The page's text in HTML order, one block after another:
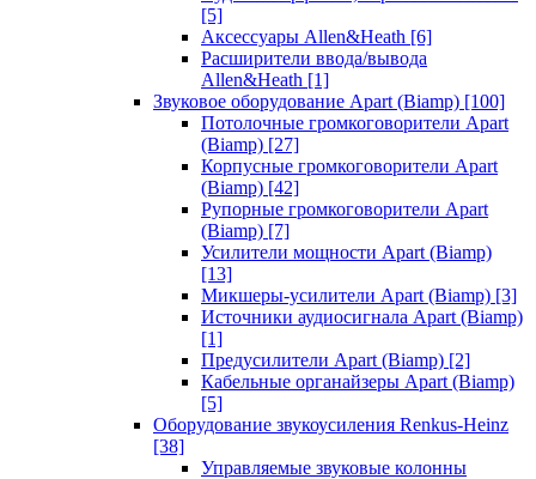
[5]
Аксессуары Allen&Heath [6]
Расширители ввода/вывода
Allen&Heath [1]
Звуковое оборудование Apart (Biamp) [100]
Потолочные громкоговорители Apart
(Biamp) [27]
Корпусные громкоговорители Apart
(Biamp) [42]
Рупорные громкоговорители Apart
(Biamp) [7]
Усилители мощности Apart (Biamp)
[13]
Микшеры-усилители Apart (Biamp) [3]
Источники аудиосигнала Apart (Biamp)
[1]
Предусилители Apart (Biamp) [2]
Кабельные органайзеры Apart (Biamp)
[5]
Оборудование звукоусиления Renkus-Heinz
[38]
Управляемые звуковые колонны